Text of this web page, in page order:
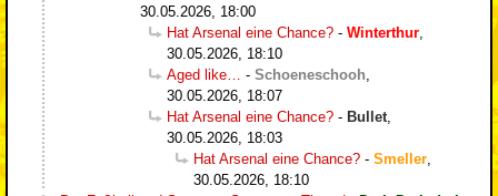
30.05.2026, 18:00
Hat Arsenal eine Chance? - Winterthur
30.05.2026, 18:10
Aged like…
- Schoeneschooh
30.05.2026, 18:07
Hat Arsenal eine Chance? - Bullet
30.05.2026, 18:03
Hat Arsenal eine Chance? - Smeller
30.05.2026, 18:10